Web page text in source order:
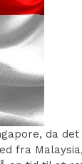
da
fra